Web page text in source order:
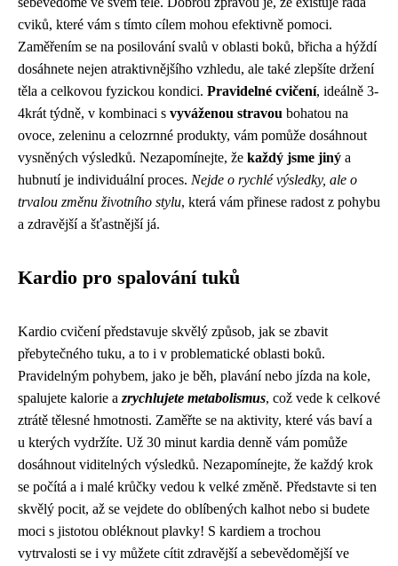
cviků, které vám s tímto cílem mohou efektivně pomoci.
Zaměřením se na posilování svalů v oblasti boků, břicha a hýždí
dosáhnete nejen atraktivnějšího vzhledu, ale také zlepšíte držení
těla a celkovou fyzickou kondici. Pravidelné cvičení, ideálně 3-
4krát týdně, v kombinaci s vyváženou stravou bohatou na
ovoce, zeleninu a celozrnné produkty, vám pomůže dosáhnout
vysněných výsledků. Nezapomínejte, že každý jsme jiný a
hubnutí je individuální proces. Nejde o rychlé výsledky, ale o
trvalou změnu životního stylu, která vám přinese radost z pohybu
a zdravější a šťastnější já.
Kardio pro spalování tuků
Kardio cvičení představuje skvělý způsob, jak se zbavit
přebytečného tuku, a to i v problematické oblasti boků.
Pravidelným pohybem, jako je běh, plavání nebo jízda na kole,
spalujete kalorie a zrychlujete metabolismus, což vede k celkové
ztrátě tělesné hmotnosti. Zaměřte se na aktivity, které vás baví a
u kterých vydržíte. Už 30 minut kardia denně vám pomůže
dosáhnout viditelných výsledků. Nezapomínejte, že každý krok
se počítá a i malé krůčky vedou k velké změně. Představte si ten
skvělý pocit, až se vejdete do oblíbených kalhot nebo si budete
moci s jistotou obléknout plavky! S kardiem a trochou
vytrvalosti se i vy můžete cítit zdravější a sebevědomější ve